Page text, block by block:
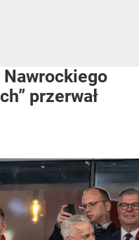
Nawrockiego
przerwał